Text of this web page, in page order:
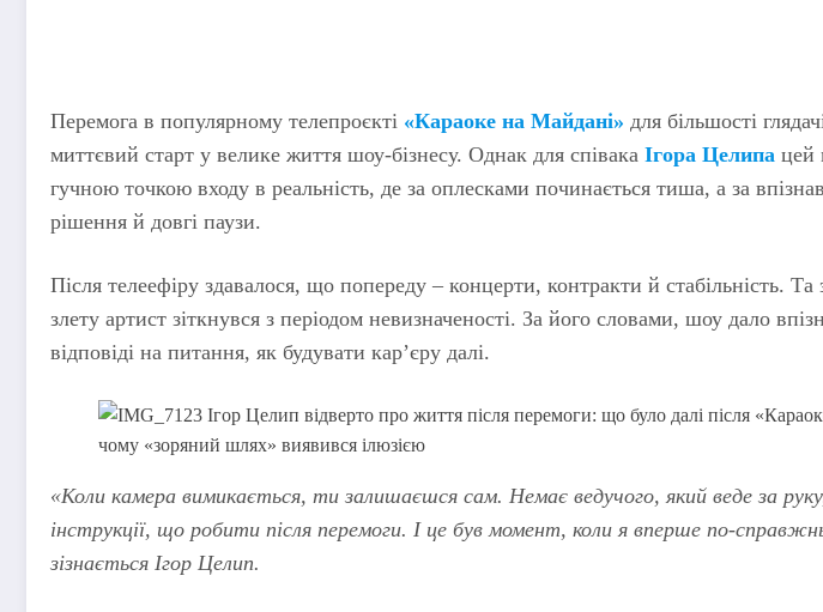
Перемога в популярному телепроєкті «Караоке на Майдані» для більшості
миттєвий старт у велике життя шоу-бізнесу. Однак для співака Ігора Целипа цей
гучною точкою входу в реальність, де за оплесками починається тиша, а за
рішення й довгі паузи.
Після телеефіру здавалося, що попереду – концерти, контракти й стабільність. Та
злету артист зіткнувся з періодом невизначеності. За його словами, шоу дало
відповіді на питання, як будувати кар’єру далі.
«Коли камера вимикається, ти залишаєшся сам. Немає ведучого, який веде за
інструкції, що робити після перемоги. І це був момент, коли я вперше по-
зізнається Ігор Целип.